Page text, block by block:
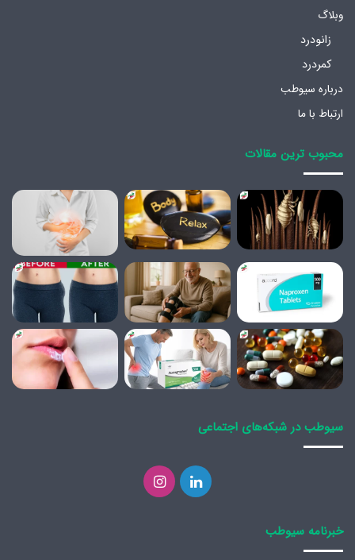
وبلاگ
زانودرد
کمردرد
درباره سیوطب
ارتباط با ما
محبوب ترین مقالات
سیوطب در شبکه‌های اجتماعی
لینکدیناینستاگرام
خبرنامه سیوطب